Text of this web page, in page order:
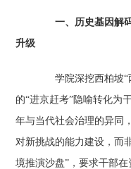
一、历史基因解
升级
学院深挖西柏坡“
的“进京赶考”隐喻转化为
年与当代社会治理的异同
对新挑战的能力建设，而
境推演沙盘”，要求干部